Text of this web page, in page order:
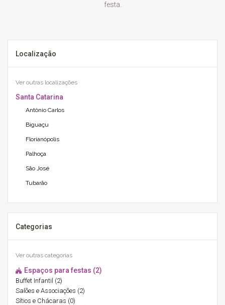
festa.
Localização
Ver outras localizações
Santa Catarina
Antônio Carlos
Biguaçu
Florianópolis
Palhoça
São José
Tubarão
Categorias
Ver outras categorias
Espaços para festas (2)
Buffet Infantil (2)
Salões e Associações (2)
Sítios e Chácaras (0)